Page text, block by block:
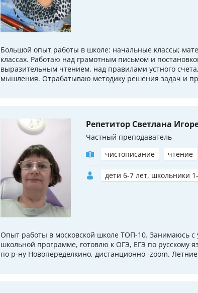
Большой опыт работы в школе: начальные классы;
классах. Работаю над грамотным письмом и
выразительным чтением, над правилами устного
мышления. Отрабатываю методику решения задач и
Репетитор Светлана
Частный преподаватель
чистописание
чтение
дети 6-7 лет, школьники
Опыт работы в московской школе ТОП-10. Занимаюсь с
школьной программе, готовлю к ОГЭ, ЕГЭ по русскому
по р-ну Новопеределкино, дистанционно -zoom. Летние